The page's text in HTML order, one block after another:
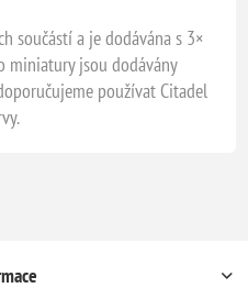
součástí a je dodávána s 3×
miniatury jsou dodávány
používat Citadel